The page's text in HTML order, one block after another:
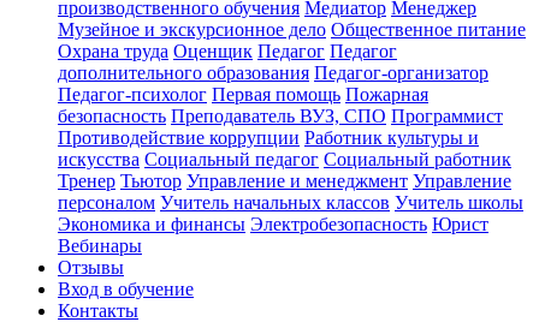
производственного обучения Медиатор Менеджер
Музейное и экскурсионное дело Общественное питание
Охрана труда Оценщик Педагог Педагог
дополнительного образования Педагог-организатор
Педагог-психолог Первая помощь Пожарная
безопасность Преподаватель ВУЗ, СПО Программист
Противодействие коррупции Работник культуры и
искусства Социальный педагог Социальный работник
Тренер Тьютор Управление и менеджмент Управление
персоналом Учитель начальных классов Учитель школы
Экономика и финансы Электробезопасность Юрист
Вебинары
Отзывы
Вход в обучение
Контакты